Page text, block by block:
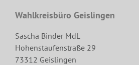
Wahlkreisbüro Geislingen
Sascha Binder MdL
Hohenstaufenstraße 29
73312 Geislingen